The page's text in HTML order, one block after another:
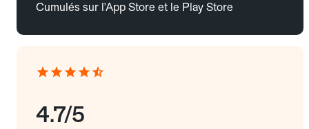
Cumulés sur l'App Store et le Play Store
4.7/5